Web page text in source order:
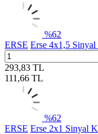
%62
ERSE Erse 4x1,5
293,83 TL
111,66 TL
%62
ERSE Erse 2x1 Sinyal